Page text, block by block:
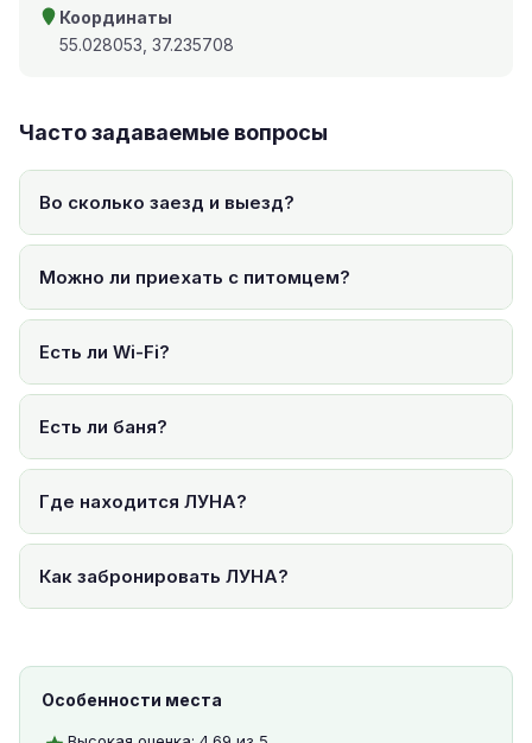
Координаты
55.028053, 37.235708
Часто задаваемые вопросы
Во сколько заезд и выезд?
Можно ли приехать с питомцем?
Есть ли Wi-Fi?
Есть ли баня?
Где находится ЛУНА?
Как забронировать ЛУНА?
Особенности места